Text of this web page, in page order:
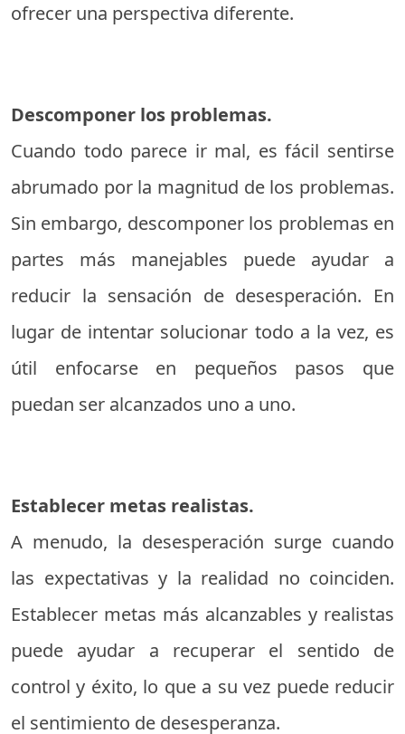
ofrecer una perspectiva diferente.
Descomponer los problemas.
Cuando todo parece ir mal, es fácil sentirse
abrumado por la magnitud de los problemas.
Sin embargo, descomponer los problemas en
partes más manejables puede ayudar a
reducir la sensación de desesperación. En
lugar de intentar solucionar todo a la vez, es
útil enfocarse en pequeños pasos que
puedan ser alcanzados uno a uno.
Establecer metas realistas.
A menudo, la desesperación surge cuando
las expectativas y la realidad no coinciden.
Establecer metas más alcanzables y realistas
puede ayudar a recuperar el sentido de
control y éxito, lo que a su vez puede reducir
el sentimiento de desesperanza.